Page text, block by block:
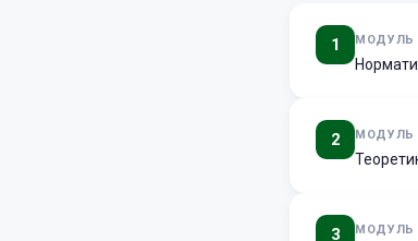
1 МОДУЛЬ
2 МОДУЛЬ
3 МОДУЛЬ